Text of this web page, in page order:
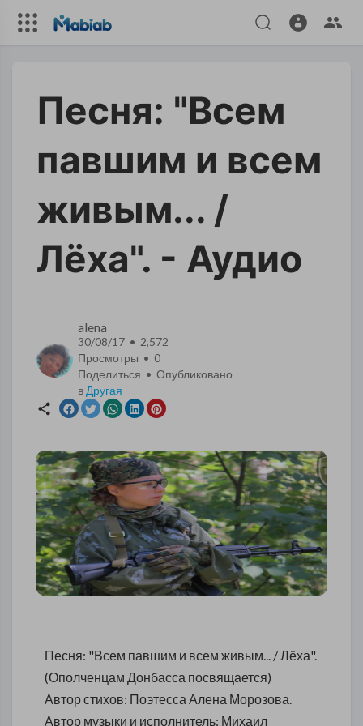
​Песня: "Всем
павшим и всем
живым... /
Лёха". - Аудио
alena
30/08/17 • 2,572
Просмотры • 0
Поделиться • Опубликовано
в Другая
Песня: "Всем павшим и всем живым... / Лёха".
(Ополченцам Донбасса посвящается)
Автор стихов: Поэтесса Алена Морозова.
Автор музыки и исполнитель: Михаил